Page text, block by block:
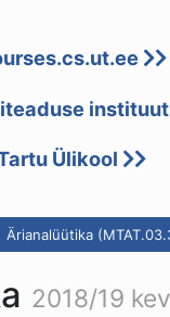
instituut
Ülikool
Ärianalüütika
2018/19